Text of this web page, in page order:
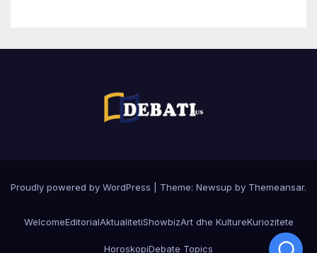
Proudly powered by WordPress Theme: Newsup by Themeansar.
WelcomeEditorialAktualitetiShowbizArt dhe KultureKuriozitete
HoroskopiDebate Topics